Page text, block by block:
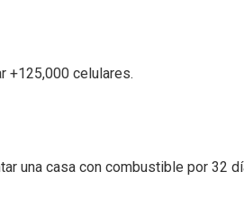
+125,000 celulares.
una casa con combustible por 32